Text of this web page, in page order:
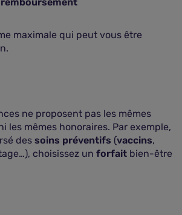
maximale qui peut vous être
ne proposent pas les mêmes
les mêmes honoraires. Par exemple,
des soins préventifs (vaccins,
choisissez un forfait bien-être